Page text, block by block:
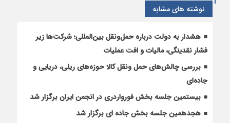
نوشته های مشابه
هشدار به دولت درباره حمل‌ونقل بین‌المللی؛ شرکت‌ها زیر
فشار نقدینگی، مالیات و افت عملیات
بررسی چالش‌های حمل ونقل کالا حوزه‌های ریلی، دریایی و
جاده‌ای
بیستمین جلسه بخش فورواردری در انجمن ایران برگزار شد
هجدهمین جلسه بخش جاده ای برگزار شد